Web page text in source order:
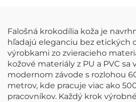
Falošná krokodília koža je
hľadajú eleganciu bez etických
výrobkami zo zvieracieho
kožové materiály z PU a PVC sa
modernom závode s rozlohou
metrov, kde pracuje viac ako
pracovníkov. Každý krok